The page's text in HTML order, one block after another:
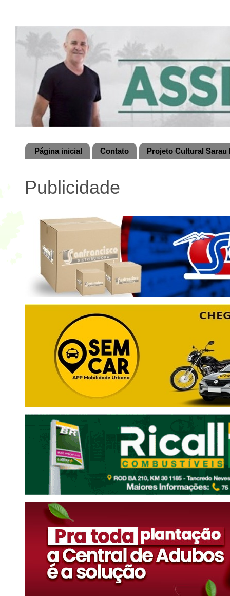
Página inicial Contato Projeto Cultural
Publicidade